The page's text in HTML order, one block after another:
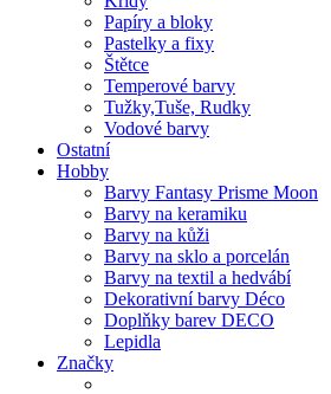
Papíry a bloky
Pastelky a fixy
Štětce
Temperové barvy
Tužky,Tuše, Rudky
Vodové barvy
Ostatní
Hobby
Barvy Fantasy Prisme Moon
Barvy na keramiku
Barvy na kůži
Barvy na sklo a porcelán
Barvy na textil a hedvábí
Dekorativní barvy Déco
Doplňky barev DECO
Lepidla
Značky